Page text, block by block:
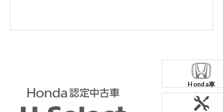
コーポレートサイト
Honda車